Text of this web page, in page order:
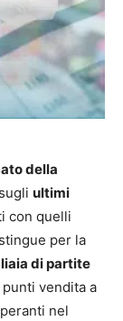
della
ultimi
con quelli
per la
di partite
vendita a
nel